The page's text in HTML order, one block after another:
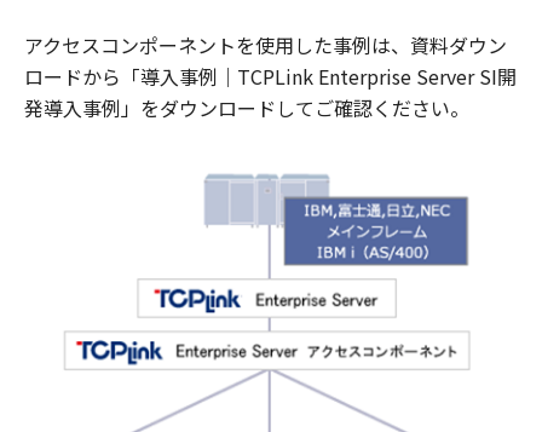
アクセスコンポーネントを使用した事例は、資料ダウン
ロードから「導入事例｜TCPLink Enterprise Server SI開
発導入事例」をダウンロードしてご確認ください。